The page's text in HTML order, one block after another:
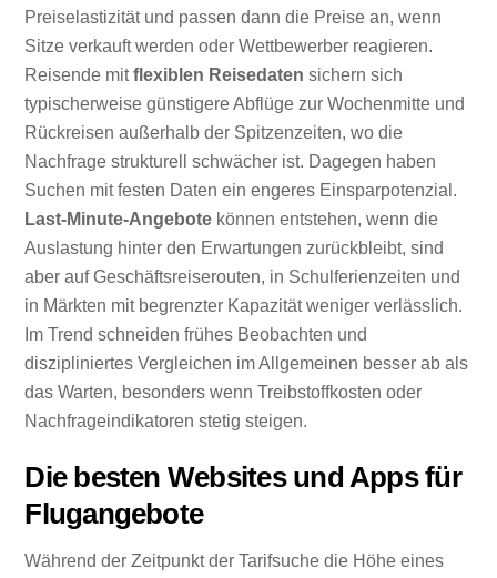
Preiselastizität und passen dann die Preise an, wenn
Sitze verkauft werden oder Wettbewerber reagieren.
Reisende mitflexiblen Reisedaten sichern sich
typischerweise günstigere Abflüge zur Wochenmitte und
Rückreisen außerhalb der Spitzenzeiten, wo die
Nachfrage strukturell schwächer ist. Dagegen haben
Suchen mit festen Daten ein engeres Einsparpotenzial.
Last-Minute-Angebote können entstehen, wenn die
Auslastung hinter den Erwartungen zurückbleibt, sind
aber auf Geschäftsreiserouten, in Schulferienzeiten und
in Märkten mit begrenzter Kapazität weniger verlässlich.
Im Trend schneiden frühes Beobachten und
diszipliniertes Vergleichen im Allgemeinen besser ab als
das Warten, besonders wenn Treibstoffkosten oder
Nachfrageindikatoren stetig steigen.
Die besten Websites und Apps für
Flugangebote
Während der Zeitpunkt der Tarifsuche die Höhe eines